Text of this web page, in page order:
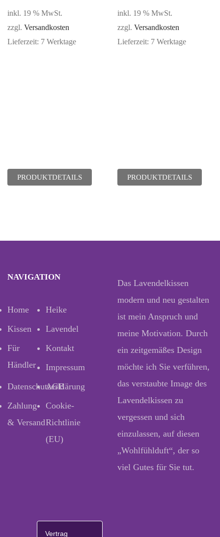
inkl. 19 % MwSt.
zzgl. Versandkosten
Lieferzeit: 7 Werktage
PRODUKTDETAILS
inkl. 19 % MwSt.
zzgl. Versandkosten
Lieferzeit: 7 Werktage
PRODUKTDETAILS
NAVIGATION
Home
Heike
Kissen
Lavendel
Für
Händler
Kontakt
Impressum
Datenschutzerklärung
AGB
Zahlung
& Versand
Cookie-
Richtlinie
(EU)
Das Lavendelkissen
modern und neu gestalten
ist mein Anspruch und
meine Motivation. Durch
ein zeitgemäßes Design
möchte ich Sie verführen,
das verstaubte Image des
Lavendelkissen zu
vergessen und sich
einzulassen, auf diesen
„Wohlfühlduft“, der so
viel Gutes für Sie tut.
Vertrag